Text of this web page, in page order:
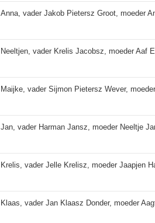
Anna, vader Jakob Pietersz Groot, moeder
Neeltjen, vader Krelis Jacobsz, moeder Aaf
Maijke, vader Sijmon Pietersz Wever,
Jan, vader Harman Jansz, moeder Neeltje
Krelis, vader Jelle Krelisz, moeder Jaapjen
Klaas, vader Jan Klaasz Donder, moeder